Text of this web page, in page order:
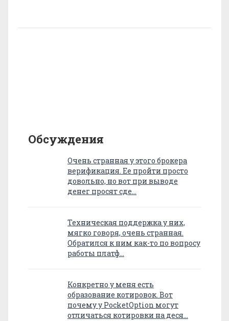
Обсуждения
Очень странная у этого брокера
верификация. Ее пройти просто
довольно, но вот при выводе
денег просят сде…
Техническая поддержка у них,
мягко говоря, очень странная.
Обратился к ним как-то по вопросу
работы платф…
Конкретно у меня есть
образование котировок. Вот
почему у PocketOption могут
отличаться котировки на деся…